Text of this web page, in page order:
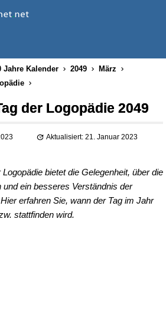
Jahre Kalender 2049
März
der Logopädie 2049
Aktualisiert: 21. Januar 2023
bietet die Gelegenheit, über die
und ein besseres Verständnis der
erfahren Sie, wann der Tag im Jahr
stattfinden wird.